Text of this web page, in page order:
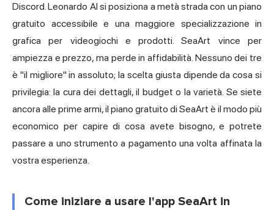
Discord. Leonardo AI si posiziona a metà strada con un piano
gratuito accessibile e una maggiore specializzazione in
grafica per videogiochi e prodotti. SeaArt vince per
ampiezza e prezzo, ma perde in affidabilità. Nessuno dei tre
è "il migliore" in assoluto; la scelta giusta dipende da cosa si
privilegia: la cura dei dettagli, il budget o la varietà. Se siete
ancora alle prime armi, il piano gratuito di SeaArt è il modo più
economico per capire di cosa avete bisogno, e potrete
passare a uno strumento a pagamento una volta affinata la
vostra esperienza.
Come iniziare a usare l'app SeaArt in